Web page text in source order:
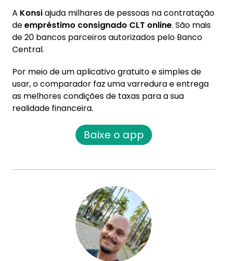
A Konsiajuda milhares de pessoas na contratação
deempréstimo consignado CLT online. São mais
de 20 bancos parceiros autorizados pelo Banco
Central.
Por meio de um aplicativo gratuito e simples de
usar, o comparador faz uma varredura e entrega
as melhores condições de taxas para a sua
realidade financeira.
Baixe o app